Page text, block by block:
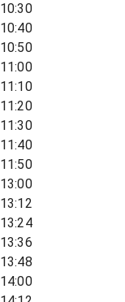
10:30
10:40
10:50
11:00
11:10
11:20
11:30
11:40
11:50
13:00
13:12
13:24
13:36
13:48
14:00